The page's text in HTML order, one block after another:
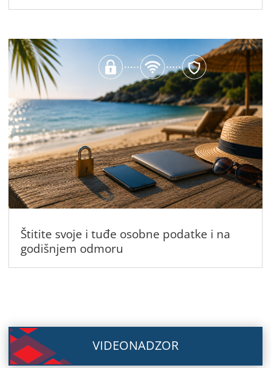
Štitite svoje i tuđe osobne podatke i na
godišnjem odmoru
VIDEONADZOR